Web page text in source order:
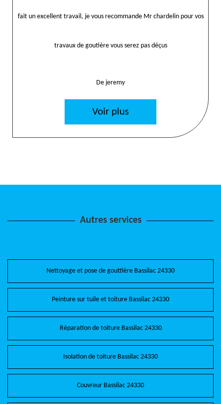
fait un excellent travail, je vous recommande Mr chardelin pour vos
travaux de goutière vous serez pas déçus
De jeremy
Voir plus
Autres services
Nettoyage et pose de gouttière Bassilac 24330
Peinture sur tuile et toiture Bassilac 24330
Réparation de toiture Bassilac 24330
Isolation de toiture Bassilac 24330
Couvreur Bassilac 24330